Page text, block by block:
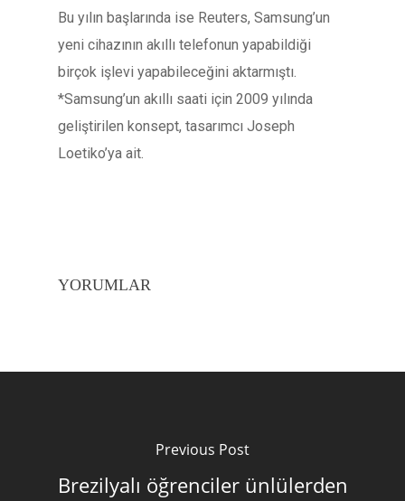
Bu yılın başlarında ise Reuters, Samsung’un
yeni cihazının akıllı telefonun yapabildiği
birçok işlevi yapabileceğini aktarmıştı.
*Samsung’un akıllı saati için 2009 yılında
geliştirilen konsept, tasarımcı Joseph
Loetiko’ya ait.
YORUMLAR
Previous Post
Brezilyalı öğrenciler ünlülerden